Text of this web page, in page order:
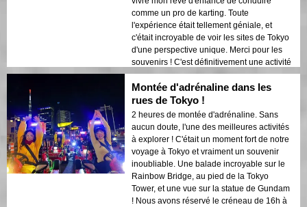
comme un pro de karting. Toute
l'expérience était tellement géniale, et
c'était incroyable de voir les sites de Tokyo
d'une perspective unique. Merci pour les
souvenirs ! C'est définitivement une activité
à faire pour quiconque cherche l'aventure à
Tokyo !
Montée d'adrénaline dans les
rues de Tokyo !
2 heures de montée d'adrénaline. Sans
aucun doute, l'une des meilleures activités
à explorer ! C'était un moment fort de notre
voyage à Tokyo et vraiment un souvenir
inoubliable. Une balade incroyable sur le
Rainbow Bridge, au pied de la Tokyo
Tower, et une vue sur la statue de Gundam
! Nous avons réservé le créneau de 16h à